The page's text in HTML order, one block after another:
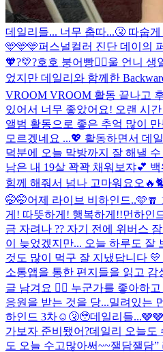
데일리들... 너무 춥따...🤧 따숩
🩵🩵🩵퍼스널컬러 진단 데이의
🧡?💛?호호 붕어빵❤️‍🔥울 언니 생
었지만 데일리와 함께한
VROOM VROOM 활동 끝나고
있어서 너무 좋았어요! 오랜 시
앨범 활동으로 좋은 추억 많이
모르겠네요 ...💖 활동하면서 데
덕분에 오늘 막방까지 잘 해낼
남은 내 19살 꽉꽉 채워보쟈💕
힘께 해줘서 넘나 고마워요오🔥
🤭🤭어제 라이브 비하인드
게! 따뜻하게! 행복하게!!먼하인
금 자려나 ?? 자기 전에 위버스
이 늦었겠지만... 오늘 하루도 잘
것도 많이 먹구 잘 지냈답니다
소통앱을 통한 편지들을 읽고
글 남겨요 👍🏻 누군가를 좋아하
응원을 받는 것을 당...밀려있는
하인드 3차☺️🤧🥹데일리들
가보자 준비됐어?데일리 오늘도
도 오늘 수고많아써~~잴담잴담”